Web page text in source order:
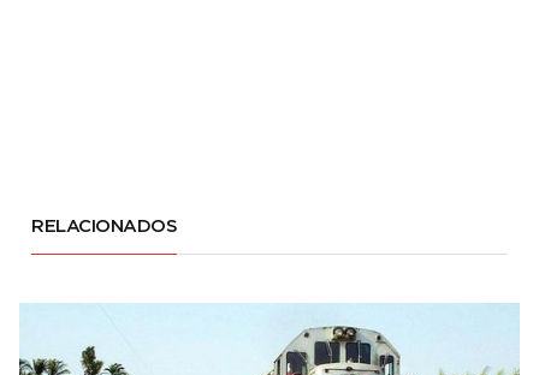
RELACIONADOS